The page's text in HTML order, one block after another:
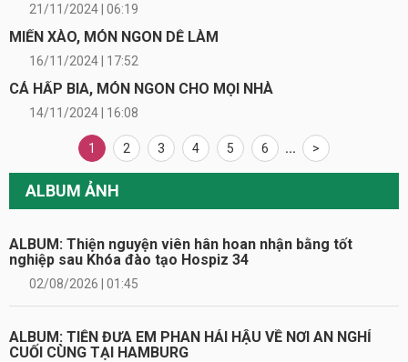
21/11/2024 | 06:19
MIẾN XÀO, MÓN NGON DỄ LÀM
16/11/2024 | 17:52
CÁ HẤP BIA, MÓN NGON CHO MỌI NHÀ
14/11/2024 | 16:08
1 2 3 4 5 6 ... >
ALBUM ẢNH
ALBUM: Thiện nguyện viên hân hoan nhận bằng tốt
nghiệp sau Khóa đào tạo Hospiz 34
02/08/2026 | 01:45
ALBUM: TIỄN ĐƯA EM PHAN HẢI HẬU VỀ NƠI AN NGHỈ
CUỐI CÙNG TẠI HAMBURG